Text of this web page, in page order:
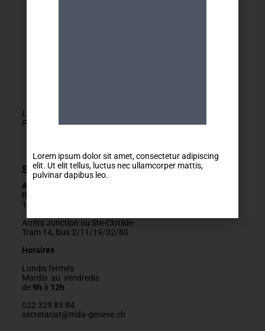
Le MDA Genève - Activités 50+ est membre de la
PLATEFORME du réseau seniors Genève
Secrétariat
Adresse
Boulevard Carl-Vogt 2
1205 Genève
Arrêts Jonction ou Ste-Clotilde
Tram 14, Bus 2/11/19/32/80
Horaires
Lundis fermés
Mardis au vendredis
de9h à 12h
022 329 83 84
secretariat@mda-geneve.ch
Lorem ipsum dolor sit amet, consectetur adipiscing
elit. Ut elit tellus, luctus nec ullamcorper mattis,
pulvinar dapibus leo.